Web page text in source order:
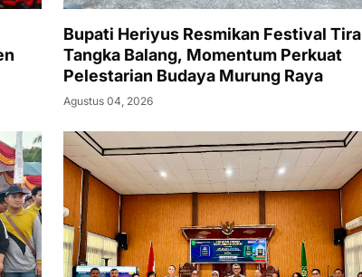
Bupati Heriyus Resmikan Festival Tira
Tangka Balang, Momentum Perkuat
Pelestarian Budaya Murung Raya
Agustus 04, 2026